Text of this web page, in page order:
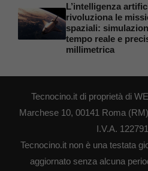
L’intelligenza
rivoluziona le
spaziali:
tempo reale e
millimetrica
Tecnocino.it di proprietà di
Marchese 10, 00141 Roma
I.V.A.
Tecnocino.it non è una testata
aggiornato senza alcuna